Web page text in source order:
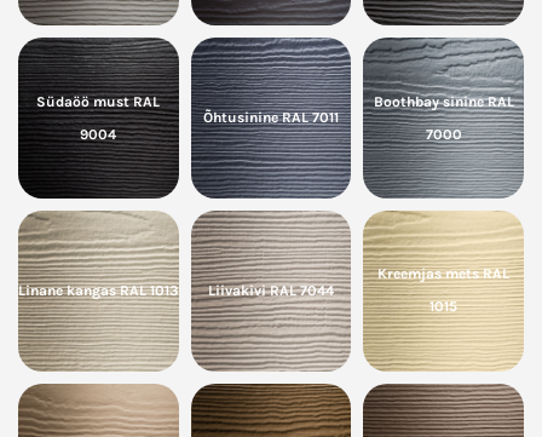
Südaöö must RAL
9004
Õhtusinine RAL 7011
Boothbay sinine RAL
7000
Linane kangas RAL 1013 Liivakivi RAL 7044
Kreemjas mets RAL
1015